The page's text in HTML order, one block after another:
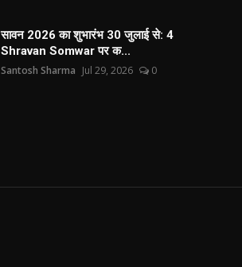
सावन 2026 का शुभारंभ 30 जुलाई से: 4
Shravan Somwar पर क...
Santosh Sharma Jul 29, 2026 0